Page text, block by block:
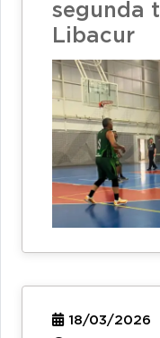
segunda
Libacur
18/03/2026